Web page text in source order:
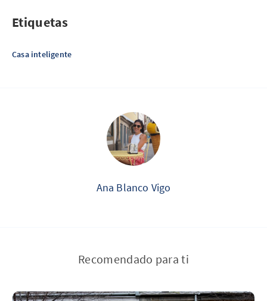
Etiquetas
Casa inteligente
Ana Blanco Vigo
Recomendado para ti